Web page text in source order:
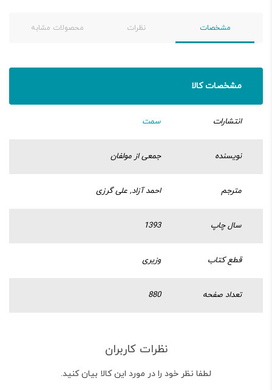
مشخصات نظرات محصولات مشابه
مشخصات کالا
انتشارات سمت
نویسنده جمعی از مولفان
مترجم احمد آزاد, علی گرزی
سال چاپ 1393
قطع کتاب وزیری
تعداد صفحه 880
نظرات کاربران
لطفا نظر خود را در مورد این کالا بیان کنید.